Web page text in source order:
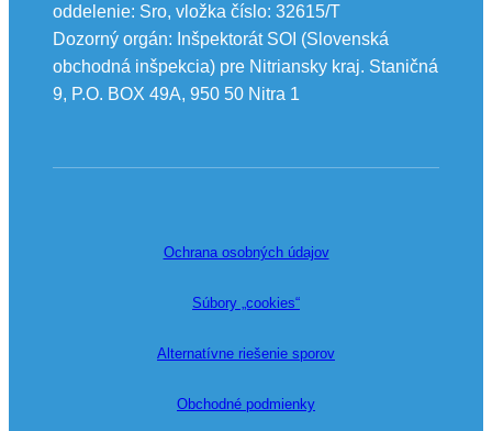
oddelenie: Sro, vložka číslo: 32615/T
Dozorný orgán: Inšpektorát SOI (Slovenská
obchodná inšpekcia) pre Nitriansky kraj. Staničná
9, P.O. BOX 49A, 950 50 Nitra 1
Ochrana osobných údajov
Súbory „cookies“
Alternatívne riešenie sporov
Obchodné podmienky